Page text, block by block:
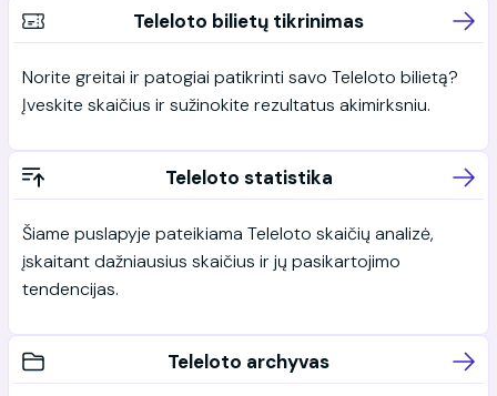
Teleloto bilietų tikrinimas
Norite greitai ir patogiai patikrinti savo Teleloto bilietą?
Įveskite skaičius ir sužinokite rezultatus akimirksniu.
Teleloto statistika
Šiame puslapyje pateikiama Teleloto skaičių analizė,
įskaitant dažniausius skaičius ir jų pasikartojimo
tendencijas.
Teleloto archyvas